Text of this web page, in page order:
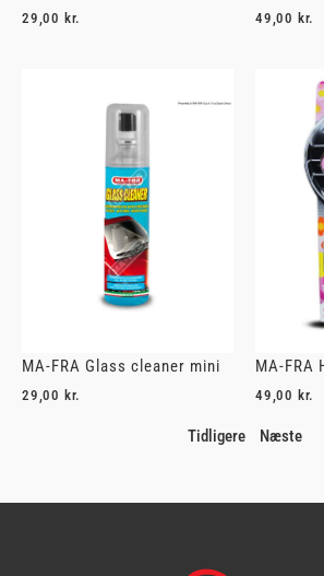
29,00 kr. 49,00 kr.
MA-FRA Glass cleaner mini
29,00 kr.
MA-FRA
49,00 kr.
Tidligere Næste